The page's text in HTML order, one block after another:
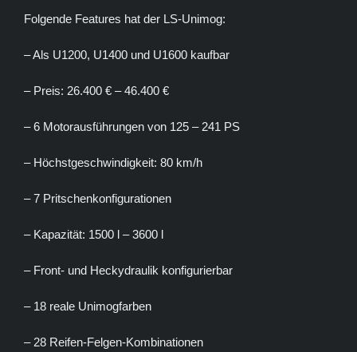
Folgende Features hat der LS-Unimog:
– Als U1200, U1400 und U1600 kaufbar
– Preis: 26.400 € – 46.400 €
– 6 Motorausführungen von 125 – 241 PS
– Höchstgeschwindigkeit: 80 km/h
– 7 Pritschenkonfigurationen
– Kapazität: 1500 l – 3600 l
– Front- und Heckydraulik konfigurierbar
– 18 reale Unimogfarben
– 28 Reifen-Felgen-Kombinationen